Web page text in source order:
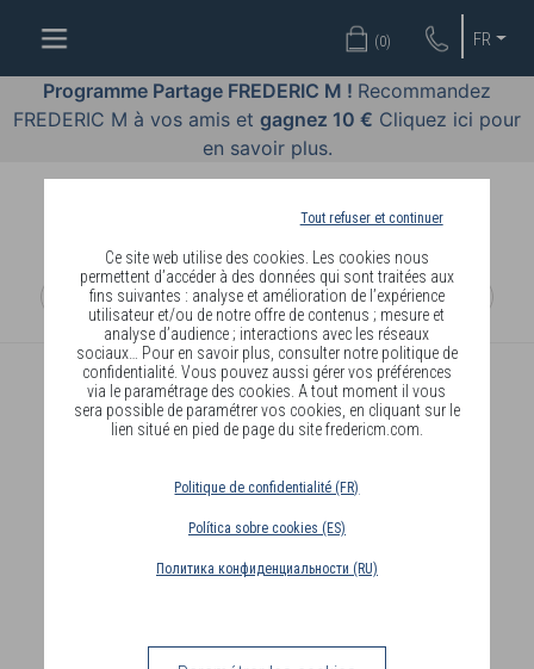
Tout refuser et continuer
Ce site web utilise des cookies. Les cookies nous
permettent d’accéder à des données qui sont traitées aux
fins suivantes : analyse et amélioration de l’expérience
utilisateur et/ou de notre offre de contenus ; mesure et
analyse d’audience ; interactions avec les réseaux
sociaux… Pour en savoir plus, consulter notre politique de
confidentialité. Vous pouvez aussi gérer vos préférences
via le paramétrage des cookies. A tout moment il vous
sera possible de paramétrer vos cookies, en cliquant sur le
lien situé en pied de page du site fredericm.com.
Politique de confidentialité (FR)
Política sobre cookies (ES)
Политика конфиденциальности (RU)
FR
(0)
Programme Partage FREDERIC M ! Recommandez
FREDERIC M à vos amis et gagnez 10 € Cliquez ici pour
en savoir plus.
OFFRES
COSMÉTIQUES
PARFUMS
BODY
DIAGNOSTIC
PEAU
DEVENIR
DISTRIBUTEUR